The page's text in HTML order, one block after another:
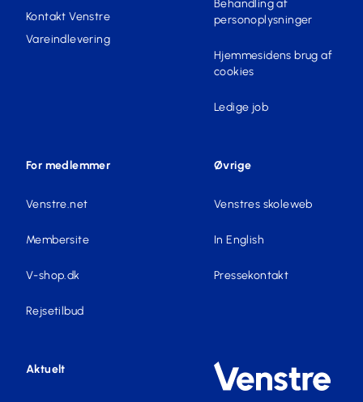
Kontakt Venstre
Vareindlevering
Behandling af
personoplysninger
Hjemmesidens brug af
cookies
Ledige job
For medlemmer
Venstre.net
Membersite
V-shop.dk
Rejsetilbud
Øvrige
Venstres skoleweb
In English
Pressekontakt
Aktuelt